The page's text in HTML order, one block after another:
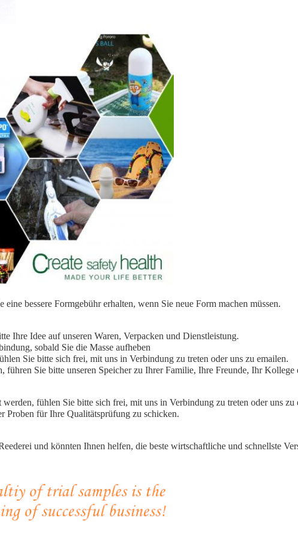
bessere Formgebühr erhalten, wenn Sie neue Form machen müssen.
Ihre Idee auf unseren Waren, Verpacken und Dienstleistung.
sobald Sie die Masse aufheben
Sie bitte sich frei, mit uns in Verbindung zu treten oder uns zu emailen.
führen Sie bitte unseren Speicher zu Ihrer Familie, Ihre Freunde, Ihr Kollege
fühlen Sie bitte sich frei, mit uns in Verbindung zu treten oder uns zu
Proben für Ihre Qualitätsprüfung zu schicken.
und könnten Ihnen helfen, die beste wirtschaftliche und schnellste